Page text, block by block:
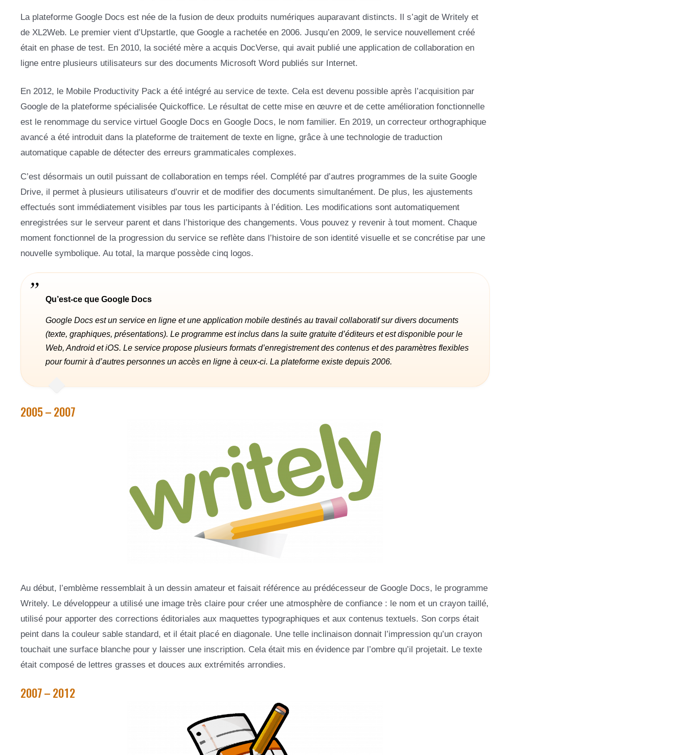
La plateforme Google Docs est née de la fusion de deux produits numériques auparavant distincts. Il s’agit de Writely et
de XL2Web. Le premier vient d’Upstartle, que Google a rachetée en 2006. Jusqu’en 2009, le service nouvellement créé
était en phase de test. En 2010, la société mère a acquis DocVerse, qui avait publié une application de collaboration en
ligne entre plusieurs utilisateurs sur des documents Microsoft Word publiés sur Internet.
En 2012, le Mobile Productivity Pack a été intégré au service de texte. Cela est devenu possible après l’acquisition par
Google de la plateforme spécialisée Quickoffice. Le résultat de cette mise en œuvre et de cette amélioration fonctionnelle
est le renommage du service virtuel Google Docs en Google Docs, le nom familier. En 2019, un correcteur orthographique
avancé a été introduit dans la plateforme de traitement de texte en ligne, grâce à une technologie de traduction
automatique capable de détecter des erreurs grammaticales complexes.
C’est désormais un outil puissant de collaboration en temps réel. Complété par d’autres programmes de la suite Google
Drive, il permet à plusieurs utilisateurs d’ouvrir et de modifier des documents simultanément. De plus, les ajustements
effectués sont immédiatement visibles par tous les participants à l’édition. Les modifications sont automatiquement
enregistrées sur le serveur parent et dans l’historique des changements. Vous pouvez y revenir à tout moment. Chaque
moment fonctionnel de la progression du service se reflète dans l’histoire de son identité visuelle et se concrétise par une
nouvelle symbolique. Au total, la marque possède cinq logos.
Qu’est-ce que Google Docs
Google Docs est un service en ligne et une application mobile destinés au travail collaboratif sur divers documents
(texte, graphiques, présentations). Le programme est inclus dans la suite gratuite d’éditeurs et est disponible pour le
Web, Android et iOS. Le service propose plusieurs formats d’enregistrement des contenus et des paramètres flexibles
pour fournir à d’autres personnes un accès en ligne à ceux-ci. La plateforme existe depuis 2006.
2005 – 2007
Au début, l’emblème ressemblait à un dessin amateur et faisait référence au prédécesseur de Google Docs, le programme
Writely. Le développeur a utilisé une image très claire pour créer une atmosphère de confiance : le nom et un crayon taillé,
utilisé pour apporter des corrections éditoriales aux maquettes typographiques et aux contenus textuels. Son corps était
peint dans la couleur sable standard, et il était placé en diagonale. Une telle inclinaison donnait l’impression qu’un crayon
touchait une surface blanche pour y laisser une inscription. Cela était mis en évidence par l’ombre qu’il projetait. Le texte
était composé de lettres grasses et douces aux extrémités arrondies.
2007 – 2012